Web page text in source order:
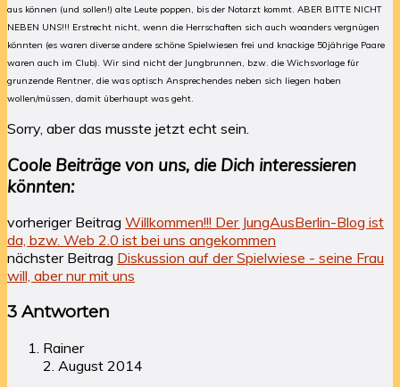
aus können (und sollen!) alte Leute poppen, bis der Notarzt kommt. ABER BITTE NICHT
NEBEN UNS!!! Erstrecht nicht, wenn die Herrschaften sich auch woanders vergnügen
könnten (es waren diverse andere schöne Spielwiesen frei und knackige 50jährige Paare
waren auch im Club). Wir sind nicht der Jungbrunnen, bzw. die Wichsvorlage für
grunzende Rentner, die was optisch Ansprechendes neben sich liegen haben
wollen/müssen, damit überhaupt was geht.
Sorry, aber das musste jetzt echt sein.
Coole Beiträge von uns, die Dich interessieren
könnten:
vorheriger Beitrag Willkommen!!! Der JungAusBerlin-Blog ist
da, bzw. Web 2.0 ist bei uns angekommen
nächster Beitrag Diskussion auf der Spielwiese - seine Frau
will, aber nur mit uns
3 Antworten
Rainer
2. August 2014